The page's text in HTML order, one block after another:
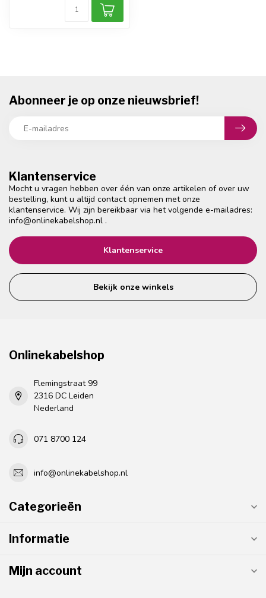
Klantenservice
Mocht u vragen hebben over één van onze artikelen of over uw
bestelling, kunt u altijd contact opnemen met onze
klantenservice. Wij zijn bereikbaar via het volgende e-mailadres:
info@onlinekabelshop.nl .
Klantenservice
Bekijk onze winkels
Abonneer je op onze nieuwsbrief!
Onlinekabelshop
Flemingstraat 99
2316 DC Leiden
Nederland
071 8700 124
info@onlinekabelshop.nl
Categorieën
Informatie
Mijn account